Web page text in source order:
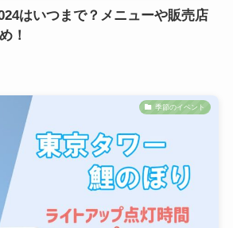
はいつまで？メニューや販売店
！
季節のイベント